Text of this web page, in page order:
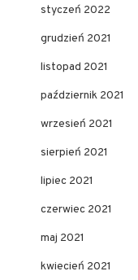
styczeń 2022
grudzień 2021
listopad 2021
październik 2021
wrzesień 2021
sierpień 2021
lipiec 2021
czerwiec 2021
maj 2021
kwiecień 2021